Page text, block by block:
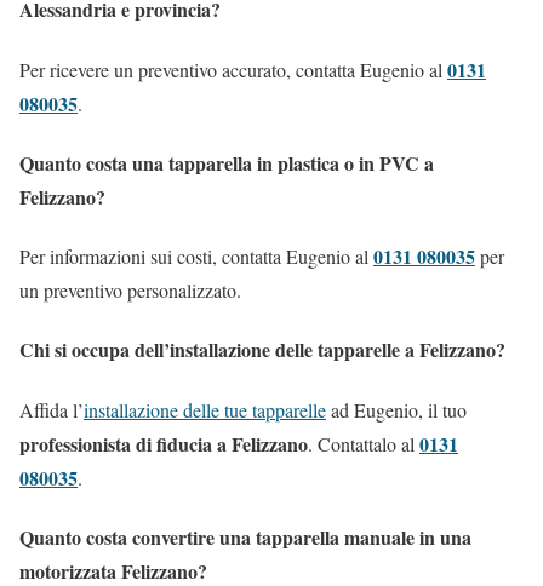
Alessandria e provincia?
Per ricevere un preventivo accurato, contatta Eugenio al 0131
080035.
Quanto costa una tapparella in plastica o in PVC a
Felizzano?
Per informazioni sui costi, contatta Eugenio al 0131 080035per
un preventivo personalizzato.
Chi si occupa dell’installazione delle tapparelle a Felizzano?
Affida l’installazione delle tue tapparellead Eugenio, il tuo
professionista di fiducia a Felizzano. Contattalo al 0131
080035.
Quanto costa convertire una tapparella manuale in una
motorizzata Felizzano?